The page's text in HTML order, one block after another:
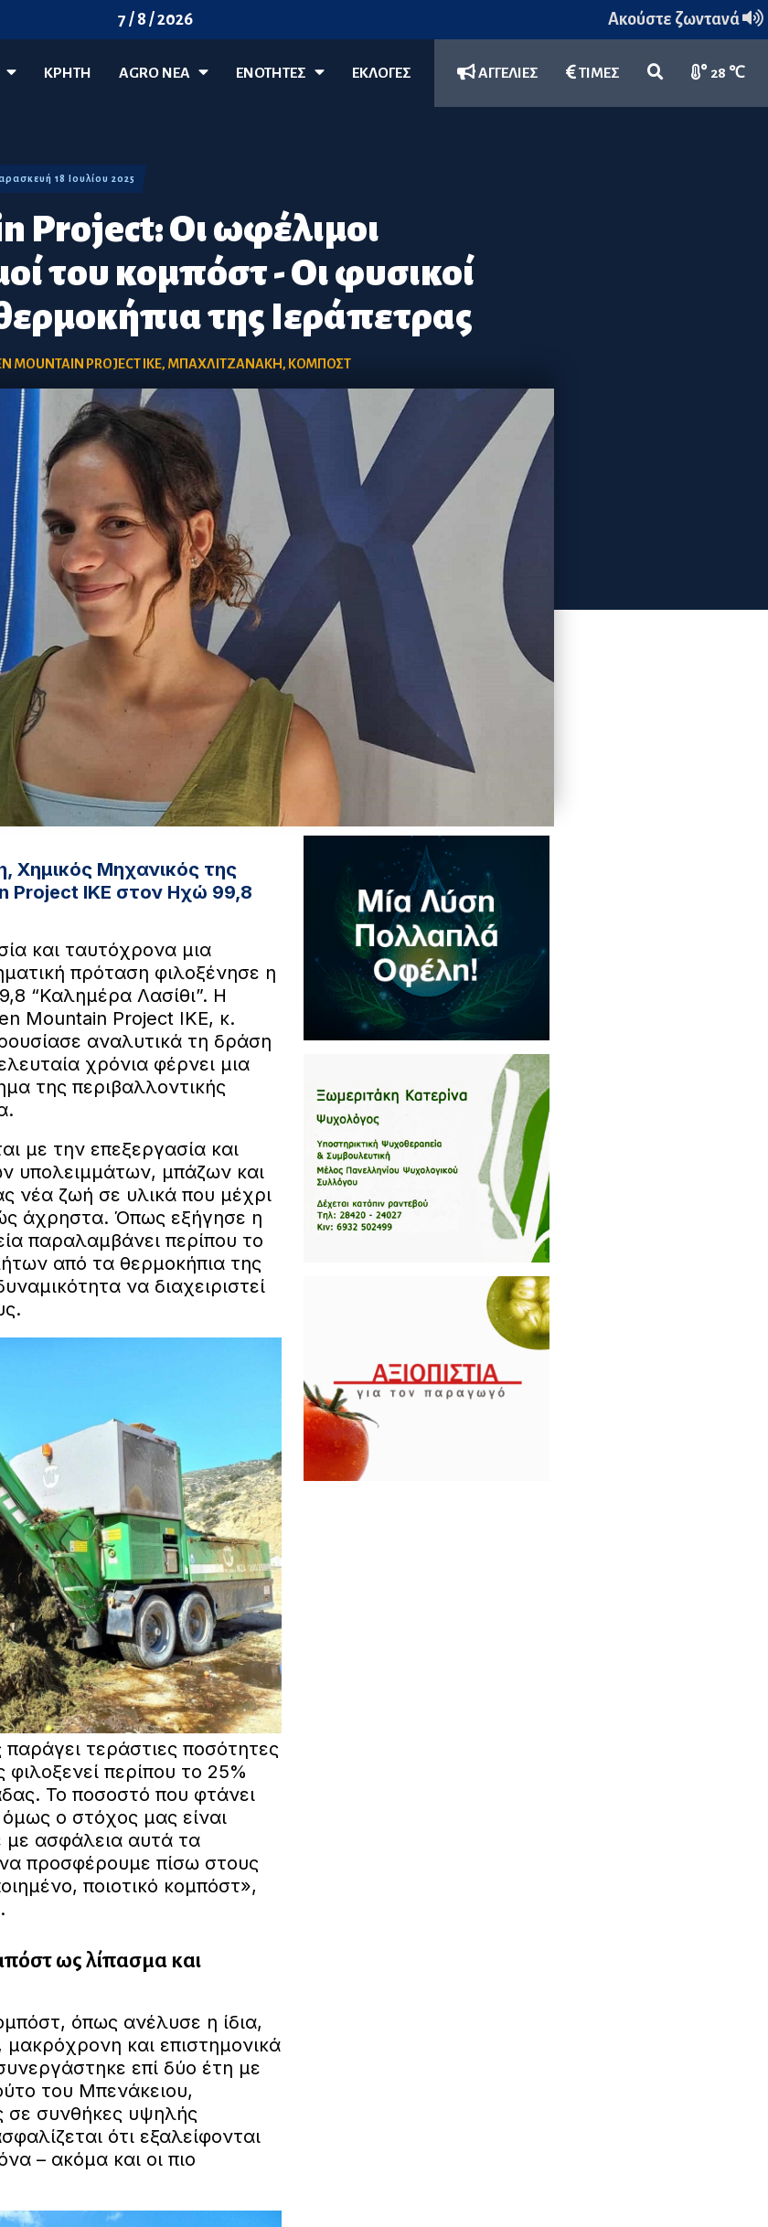
7 / 8 / 2026 Ακούστε ζωντανά
ΚΡΗΤΗ AGRO ΝΈΑ ΕΝΟΤΗΤΕΣ ΕΚΛΟΓΕΣ ΑΓΓΕΛΙΕΣ ΤΙΜΕΣ 28 ℃
Project: Οι ωφέλιμοι
του κομπόστ - Οι φυσικοί
της Ιεράπετρας
18 Ιουλίου 2025
MOUNTAIN PROJECT IKE, ΜΠΑΧΛΙΤΖΑΝΑΚΗ, ΚΟΜΠΟΣΤ
Χημικός Μηχανικός της
Project ΙΚΕ στον Ηχώ 99,8
και ταυτόχρονα μια
πρόταση φιλοξένησε η
“Καλημέρα Λασίθι”. Η
Mountain Project ΙΚΕ, κ.
αναλυτικά τη δράση
χρόνια φέρνει μια
της περιβαλλοντικής
με την επεξεργασία και
υπολειμμάτων, μπάζων και
νέα ζωή σε υλικά που μέχρι
άχρηστα. Όπως εξήγησε η
παραλαμβάνει περίπου το
από τα θερμοκήπια της
να διαχειριστεί
τεράστιες ποσότητες
περίπου το 25%
Το ποσοστό που φτάνει
ο στόχος μας είναι
με ασφάλεια αυτά τα
προσφέρουμε πίσω στους
ποιοτικό κομπόστ»,
ως λίπασμα και
όπως ανέλυσε η ίδια,
και επιστημονικά
επί δύο έτη με
του Μπενάκειου,
σε συνθήκες υψηλής
ότι εξαλείφονται
– ακόμα και οι πιο